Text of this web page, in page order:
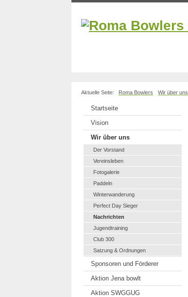
Aktuelle Seite: Roma Bowlers Wir über uns
Startseite
Vision
Wir über uns
Der Vorstand
Vereinsleben
Fotogalerie
Paddeln
Winterwanderung
Perfect Day Sieger
Nachrichten
Jugendtraining
Club 300
Satzung & Ordnungen
Sponsoren und Förderer
Aktion Jena bowlt
Aktion SWGGUG